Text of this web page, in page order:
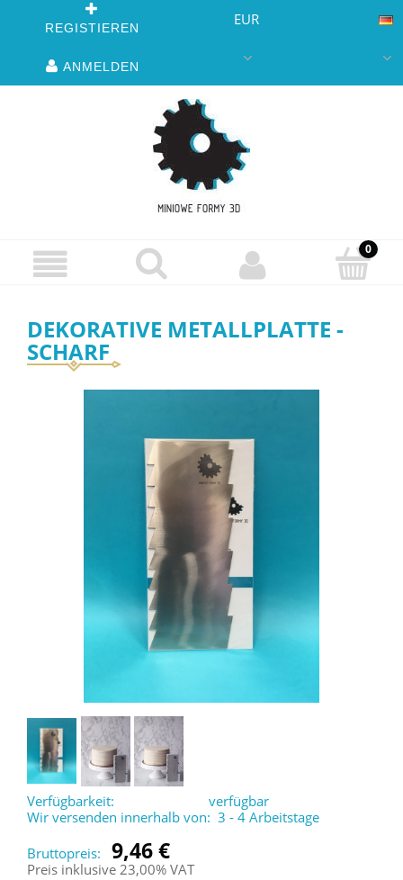
REGISTIEREN
ANMELDEN
EUR
DEKORATIVE METALLPLATTE -
SCHARF
Verfügbarkeit:
verfügbar
Wir versenden innerhalb von: 3 - 4 Arbeitstage
Bruttopreis:
9,46 €
Preis inklusive 23,00% VAT